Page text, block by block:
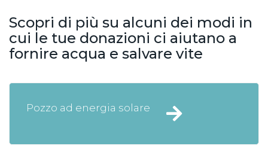
Scopri di più su alcuni dei modi in
cui le tue donazioni ci aiutano a
fornire acqua e salvare vite
Pozzo ad energia solare